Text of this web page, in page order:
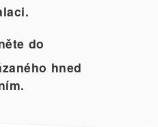
do
hned